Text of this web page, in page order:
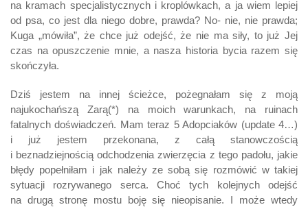
na kramach specjalistycznych i kroplówkach, a ja wiem lepiej
od psa, co jest dla niego dobre, prawda? No- nie, nie prawda;
Kuga „mówiła”, że chce już odejść, że nie ma siły, to już Jej
czas na opuszczenie mnie, a nasza historia bycia razem się
skończyła.
Dziś jestem na innej ścieżce, pożegnałam się z moją
najukochańszą Zarą(*) na moich warunkach, na ruinach
fatalnych doświadczeń. Mam teraz 5 Adopciaków (update 4…)
i już jestem przekonana, z całą stanowczością
i beznadziejnością odchodzenia zwierzęcia z tego padołu, jakie
błędy popełniłam i jak należy ze sobą się rozmówić w takiej
sytuacji rozrywanego serca. Choć tych kolejnych odejść
na drugą stronę mostu boję się nieopisanie. I może wtedy